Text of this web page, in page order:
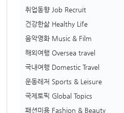
취업동향 Job Recruit
건강한삶 Healthy Life
음악영화 Music & Film
해외여행 Oversea travel
국내여행 Domestic Travel
운동레저 Sports & Leisure
국제토픽 Global Topics
패션미용 Fashion & Beauty